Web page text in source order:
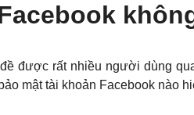
được rất nhiều người dùng
mật tài khoản Facebook nào